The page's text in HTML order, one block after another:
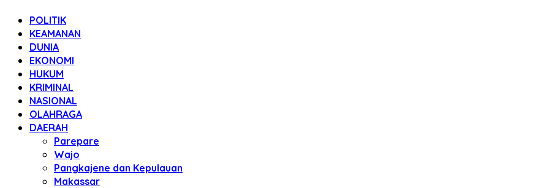
POLITIK
KEAMANAN
DUNIA
EKONOMI
HUKUM
KRIMINAL
NASIONAL
OLAHRAGA
DAERAH
Parepare
Wajo
Pangkajene dan Kepulauan
Makassar